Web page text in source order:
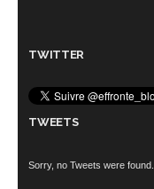
TWITTER
TWEETS
Sorry, no Tweets were found.